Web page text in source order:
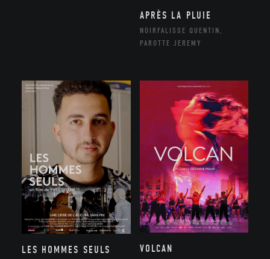
APRÈS LA PLUIE
NOIRFALISSE QUENTIN,
PAROTTE JEREMY
LES HOMMES SEULS VOLCAN